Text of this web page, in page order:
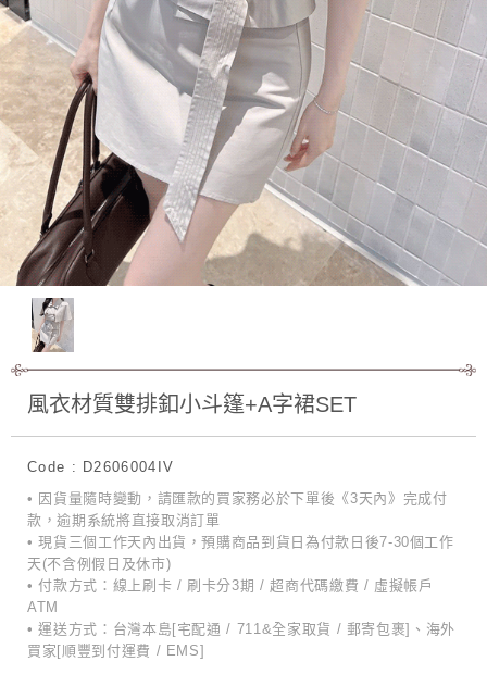
風衣材質雙排釦小斗篷+A字裙SET
Code : D2606004IV
• 因貨量隨時變動，請匯款的買家務必於下單後《3天內》完成付
款，逾期系統將直接取消訂單
• 現貨三個工作天內出貨，預購商品到貨日為付款日後7-30個工作
天(不含例假日及休市)
• 付款方式：線上刷卡 / 刷卡分3期 / 超商代碼繳費 / 虛擬帳戶
ATM
• 運送方式：台灣本島[宅配通 / 711&全家取貨 / 郵寄包裹]、海外
買家[順豐到付運費 / EMS]